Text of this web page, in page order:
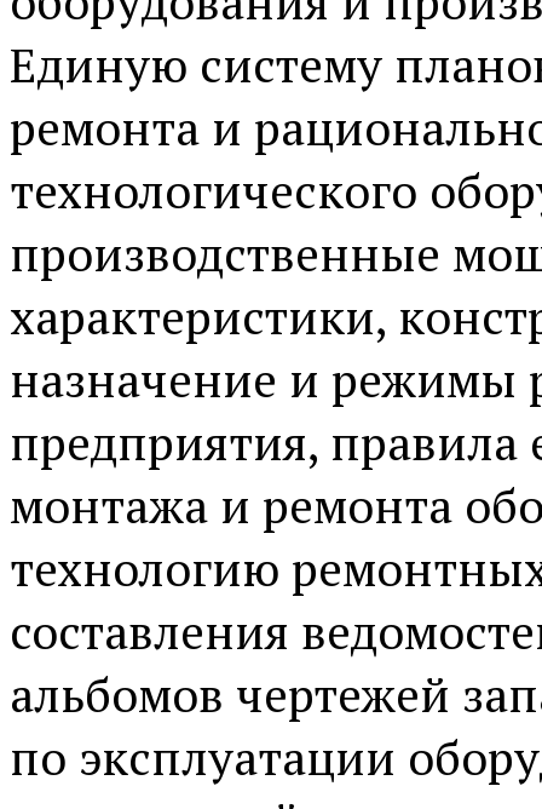
Единую систему
ремонта и
технологического
производственные
характеристики,
назначение и режимы
предприятия, правила
монтажа и ремонта
технологию
составления
альбомов чертежей
по эксплуатации